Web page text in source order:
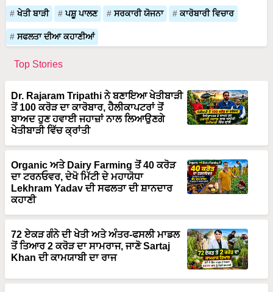
ਖੇਤੀ ਬਾੜੀ ਪਸ਼ੂ ਪਾਲਣ ਸਰਕਾਰੀ ਯੋਜਨਾ ਕਾਰੋਬਾਰੀ ਵਿਚਾਰ
ਸਫਲਤਾ ਦੀਆ ਕਹਾਣੀਆਂ
Top Stories
Dr. Rajaram Tripathi ਨੇ ਬਣਾਇਆ ਖੇਤੀਬਾੜੀ
ਤੋਂ 100 ਕਰੋੜ ਦਾ ਕਾਰੋਬਾਰ, ਹੈਲੀਕਾਪਟਰਾਂ ਤੋਂ
ਬਾਅਦ ਹੁਣ ਹਵਾਈ ਜਹਾਜ਼ਾਂ ਨਾਲ ਲਿਆਉਣਗੇ
ਖੇਤੀਬਾੜੀ ਵਿੱਚ ਕ੍ਰਾਂਤੀ
Organic ਅਤੇ Dairy Farming ਤੋਂ 40 ਕਰੋੜ
ਦਾ ਟਰਨਓਵਰ, ਦੇਖੋ ਮਿੱਟੀ ਦੇ ਮਹਾਯੋਧਾ
Lekhram Yadav ਦੀ ਸਫਲਤਾ ਦੀ ਸ਼ਾਨਦਾਰ
ਕਹਾਣੀ
72 ਏਕੜ ਗੰਨੇ ਦੀ ਖੇਤੀ ਅਤੇ ਅੰਤਰ-ਫਸਲੀ ਮਾਡਲ
ਤੋਂ ਤਿਆਰ 2 ਕਰੋੜ ਦਾ ਸਾਮਰਾਜ, ਜਾਣੋ Sartaj
Khan ਦੀ ਕਾਮਯਾਬੀ ਦਾ ਰਾਜ